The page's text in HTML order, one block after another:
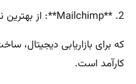
2. **Mailchimp**: از بهترین نرم‌افزارهای ایمیل مارکتینگ
که برای بازاریابی دیجیتال،
کارآمد است.